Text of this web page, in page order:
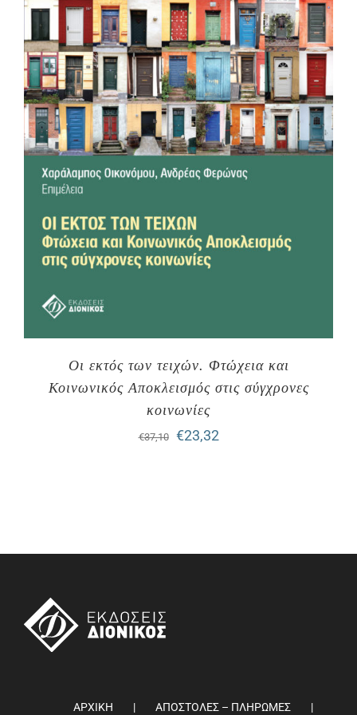
Οι εκτός των τειχών. Φτώχεια και
Κοινωνικός Αποκλεισμός στις σύγχρονες
κοινωνίες
€37,10
Original
€23,32Η
ΑΡΧΙΚΗ ΑΠΟΣΤΟΛΕΣ – ΠΛΗΡΩΜΕΣ